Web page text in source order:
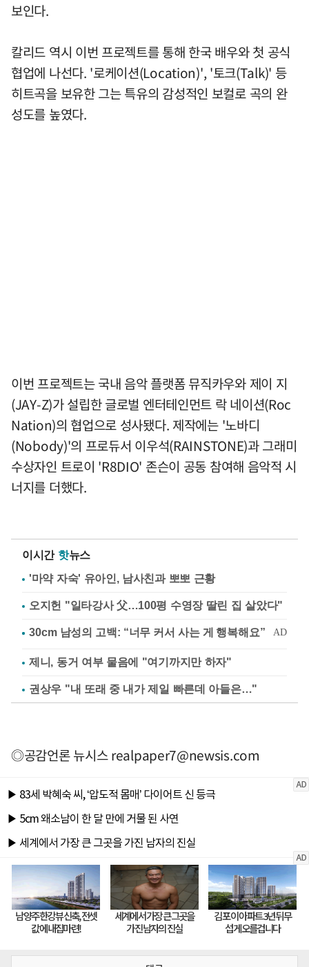
보인다.
칼리드 역시 이번 프로젝트를 통해 한국 배우와 첫 공식
협업에 나선다. '로케이션(Location)', '토크(Talk)' 등
히트곡을 보유한 그는 특유의 감성적인 보컬로 곡의 완
성도를 높였다.
이번 프로젝트는 국내 음악 플랫폼 뮤직카우와 제이 지
(JAY-Z)가 설립한 글로벌 엔터테인먼트 락 네이션(Roc
Nation)의 협업으로 성사됐다. 제작에는 '노바디
(Nobody)'의 프로듀서 이우석(RAINSTONE)과 그래미
수상자인 트로이 'R8DIO' 존슨이 공동 참여해 음악적 시
너지를 더했다.
이시간 핫뉴스
'마약 자숙' 유아인, 남사친과 뽀뽀 근황
오지헌 "일타강사 父…100평 수영장 딸린 집 살았다"
제니, 동거 여부 물음에 "여기까지만 하자"
권상우 "내 또래 중 내가 제일 빠른데 아들은…"
◎공감언론 뉴시스realpaper7@newsis.com